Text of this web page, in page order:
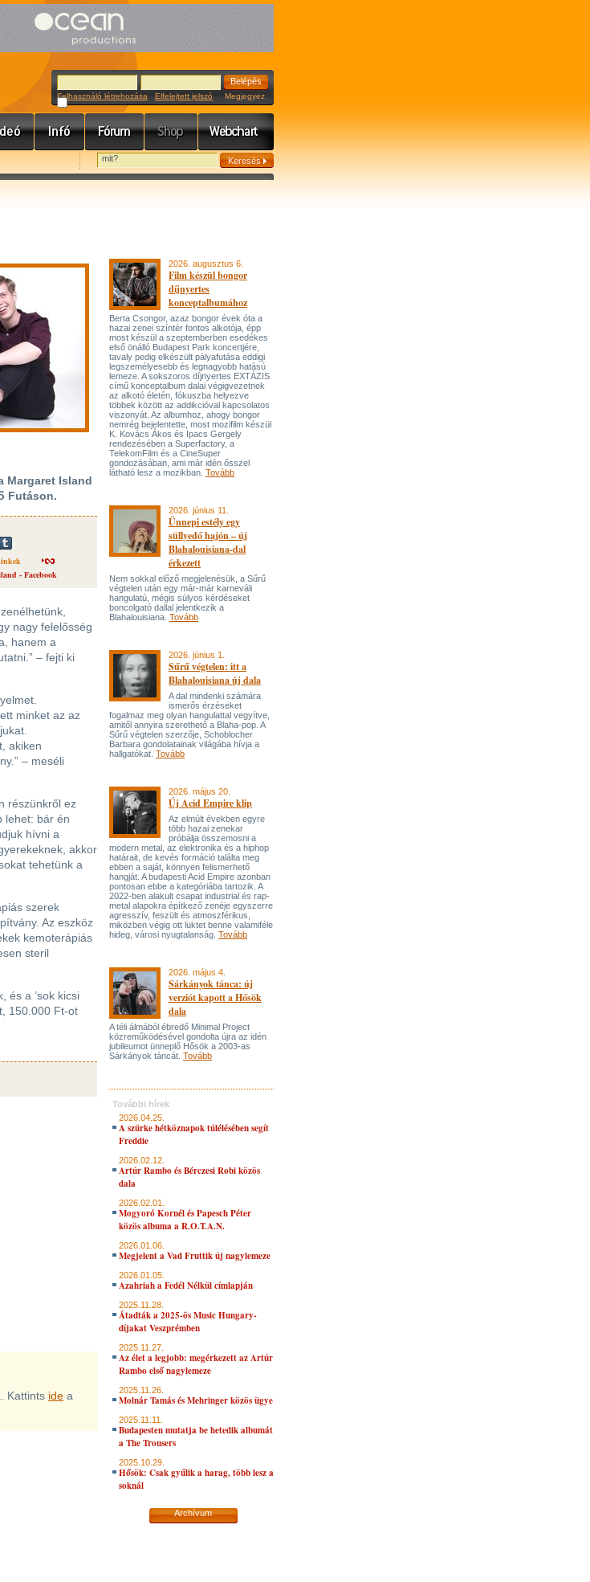
Felhasználó létrehozása Elfelejtett jelszó Megjegyez
Margaret Island
Futáson.
- Facebook
nagy felelősség
hanem a
– fejti ki
minket az az
akiken
– meséli
részünkről ez
lehet: bár én
hívni a
akkor
tehetünk a
szerek
Az eszköz
kemoterápiás
steril
és a ’sok kicsi
150.000 Ft-ot
Kattints ide a
2026. augusztus 6.
Film készül bongor
díjnyertes
konceptalbumához
Berta Csongor, azaz bongor évek óta a
hazai zenei színtér fontos alkotója, épp
most készül a szeptemberben esedékes
első önálló Budapest Park koncertjére,
tavaly pedig elkészült pályafutása eddigi
legszemélyesebb és legnagyobb hatású
lemeze. A sokszoros díjnyertes EXTÁZIS
című konceptalbum dalai végigvezetnek
az alkotó életén, fókuszba helyezve
többek között az addikcióval kapcsolatos
viszonyát. Az albumhoz, ahogy bongor
nemrég bejelentette, most mozifilm készül
K. Kovács Ákos és Ipacs Gergely
rendezésében a Superfactory, a
TelekomFilm és a CineSuper
gondozásában, ami már idén ősszel
látható lesz a mozikban. Tovább
2026. június 11.
Ünnepi estély egy
süllyedő hajón – új
Blahalouisiana-dal
érkezett
Nem sokkal előző megjelenésük, a Sűrű
végtelen után egy már-már karneváli
hangulatú, mégis súlyos kérdéseket
boncolgató dallal jelentkezik a
Blahalouisiana. Tovább
2026. június 1.
Sűrű végtelen: itt a
Blahalouisiana új dala
A dal mindenki számára
ismerős érzéseket
fogalmaz meg olyan hangulattal vegyítve,
amitől annyira szerethető a Blaha-pop. A
Sűrű végtelen szerzője, Schoblocher
Barbara gondolatainak világába hívja a
hallgatókat. Tovább
2026. május 20.
Új Acid Empire klip
Az elmúlt években egyre
több hazai zenekar
próbálja összemosni a
modern metal, az elektronika és a hiphop
határait, de kevés formáció találta meg
ebben a saját, könnyen felismerhető
hangját. A budapesti Acid Empire azonban
pontosan ebbe a kategóriába tartozik. A
2022-ben alakult csapat industrial és rap-
metal alapokra építkező zenéje egyszerre
agresszív, feszült és atmoszférikus,
miközben végig ott lüktet benne valamiféle
hideg, városi nyugtalanság. Tovább
2026. május 4.
Sárkányok tánca: új
verziót kapott a Hősök
dala
A téli álmából ébredő Minimal Project
közreműködésével gondolta újra az idén
jubileumot ünneplő Hősök a 2003-as
Sárkányok táncát. Tovább
További hírek
2026.04.25.
A szürke hétköznapok túlélésében segít
Freddie
2026.02.12.
Artúr Rambo és Bérczesi Robi közös
dala
2026.02.01.
Mogyoró Kornél és Papesch Péter
közös albuma a R.O.T.A.N.
2026.01.06.
Megjelent a Vad Fruttik új nagylemeze
2026.01.05.
Azahriah a Fedél Nélkül címlapján
2025.11.28.
Átadták a 2025-ös Music Hungary-
díjakat Veszprémben
2025.11.27.
Az élet a legjobb: megérkezett az Artúr
Rambo első nagylemeze
2025.11.26.
Molnár Tamás és Mehringer közös ügye
2025.11.11.
Budapesten mutatja be hetedik albumát
a The Trousers
2025.10.29.
Hősök: Csak gyűlik a harag, több lesz a
soknál
Archívum